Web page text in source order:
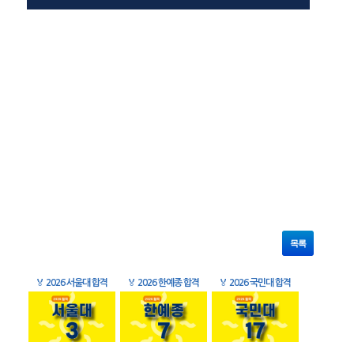
목록
🏅 2026 서울대 합격 🏅 2026 한예종 합격 🏅 2026 국민대 합격